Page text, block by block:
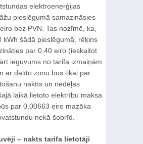
elektroenerģijas
pieslēgumā samazināsies
bez PVN. Tas nozīmē, ka,
kWh šādā pieslēgumā, rēķins
par 0,40 eiro (ieskaitot
ieguvums no tarifa izmaiņām
ar dalīto zonu būs tikai par
naktīs un nedēļas
laikā lietoto elektrību maksa
par 0,00663 eiro mazāka
nekā šobrīd.
– nakts tarifa lietotāji